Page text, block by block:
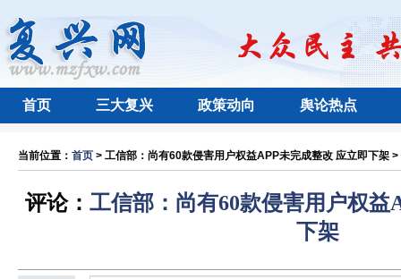
首页 三大复兴 政策动向 舆论热点
当前位置： 首页 > 工信部：尚有60款侵害用户权益APP未完成整改 应立即下架 >
评论：工信部：尚有60款侵害用户权益
下架